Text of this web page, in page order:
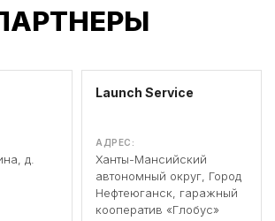
д.
Launch Service
АДРЕС:
Ханты-Мансийский
автономный округ, Город
Нефтеюганск, гаражный
кооператив «Глобус»